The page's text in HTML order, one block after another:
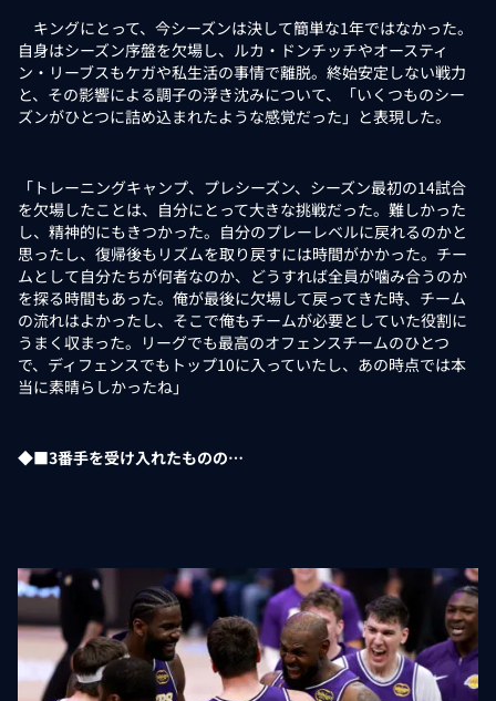
キングにとって、今シーズンは決して簡単な1年ではなかった。
自身はシーズン序盤を欠場し、ルカ・ドンチッチやオースティ
ン・リーブスもケガや私生活の事情で離脱。終始安定しない戦力
と、その影響による調子の浮き沈みについて、「いくつものシー
ズンがひとつに詰め込まれたような感覚だった」と表現した。
「トレーニングキャンプ、プレシーズン、シーズン最初の14試合
を欠場したことは、自分にとって大きな挑戦だった。難しかった
し、精神的にもきつかった。自分のプレーレベルに戻れるのかと
思ったし、復帰後もリズムを取り戻すには時間がかかった。チー
ムとして自分たちが何者なのか、どうすれば全員が噛み合うのか
を探る時間もあった。俺が最後に欠場して戻ってきた時、チーム
の流れはよかったし、そこで俺もチームが必要としていた役割に
うまく収まった。リーグでも最高のオフェンスチームのひとつ
で、ディフェンスでもトップ10に入っていたし、あの時点では本
当に素晴らしかったね」
◆■3番手を受け入れたものの…